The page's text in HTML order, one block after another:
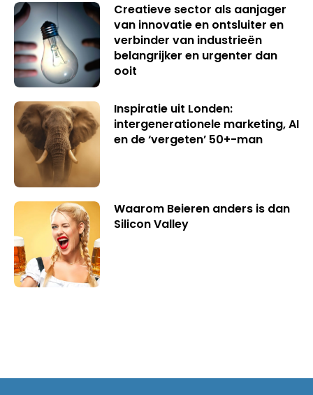
Creatieve sector als aanjager
van innovatie en ontsluiter en
verbinder van industrieën
belangrijker en urgenter dan
ooit
Inspiratie uit Londen:
intergenerationele marketing, AI
en de ‘vergeten’ 50+-man
Waarom Beieren anders is dan
Silicon Valley